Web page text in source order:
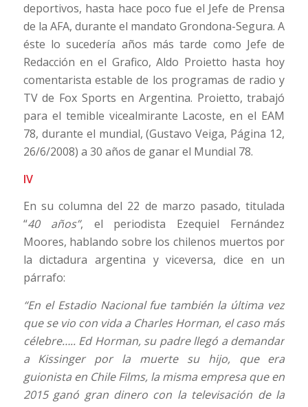
deportivos, hasta hace poco fue el Jefe de Prensa
de la AFA, durante el mandato Grondona-Segura. A
éste lo sucedería años más tarde como Jefe de
Redacción en el Grafico, Aldo Proietto hasta hoy
comentarista estable de los programas de radio y
TV de Fox Sports en Argentina. Proietto, trabajó
para el temible vicealmirante Lacoste, en el EAM
78, durante el mundial, (Gustavo Veiga, Página 12,
26/6/2008) a 30 años de ganar el Mundial 78.
IV
En su columna del 22 de marzo pasado, titulada
“40 años”, el periodista Ezequiel Fernández
Moores, hablando sobre los chilenos muertos por
la dictadura argentina y viceversa, dice en un
párrafo:
“En el Estadio Nacional fue también la última vez
que se vio con vida a Charles Horman, el caso más
célebre….. Ed Horman, su padre llegó a demandar
a Kissinger por la muerte su hijo, que era
guionista en Chile Films, la misma empresa que en
2015 ganó gran dinero con la televisación de la